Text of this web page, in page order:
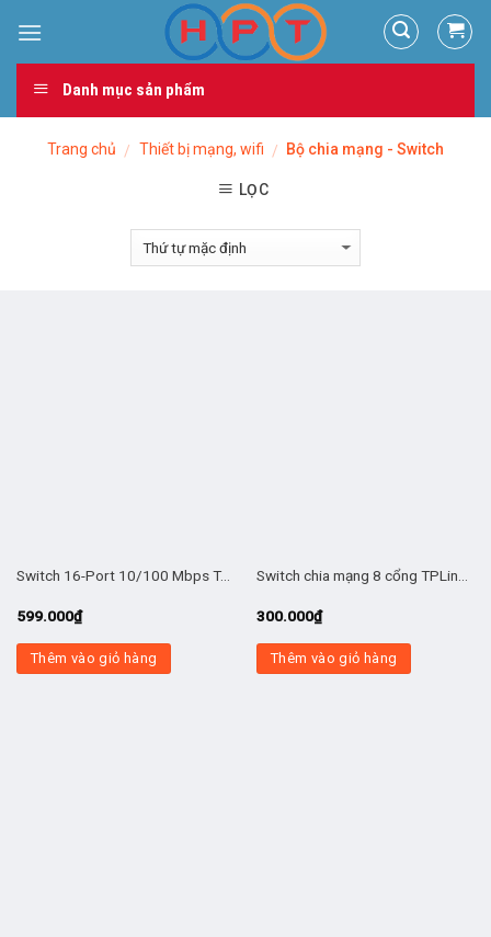
content
Danh mục sản phẩm
Trang chủ / Thiết bị mạng, wifi / Bộ chia mạng - Switch
LỌC
Switch 16-Port 10/100 Mbps Tp-Link TL-SF1016D
599.000₫
Thêm vào giỏ hàng
Switch chia mạng 8 cổng TPLink T-SF1008D
300.000₫
Thêm vào giỏ hàng